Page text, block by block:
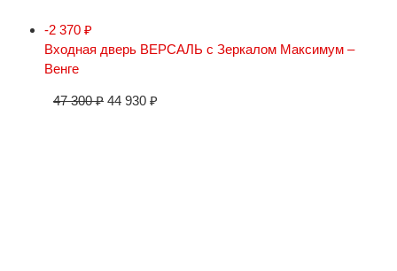
-2 370 ₽
Входная дверь ВЕРСАЛЬ с Зеркалом Максимум –
Венге
47 300₽ 44 930 ₽